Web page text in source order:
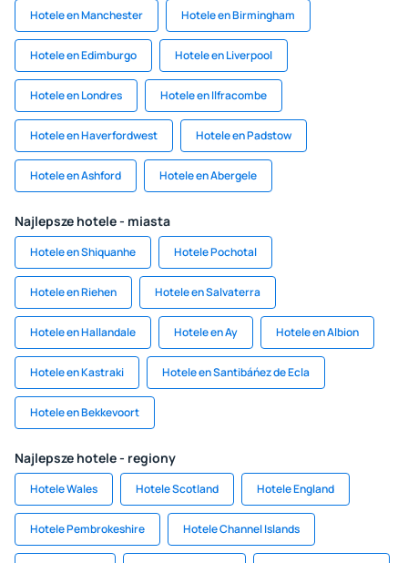
Hotele en Manchester Hotele en Birmingham
Hotele en Edimburgo Hotele en Liverpool
Hotele en Londres Hotele en Ilfracombe
Hotele en Haverfordwest Hotele en Padstow
Hotele en Ashford Hotele en Abergele
Najlepsze hotele - miasta
Hotele en Shiquanhe Hotele Pochotal
Hotele en Riehen Hotele en Salvaterra
Hotele en Hallandale Hotele en Ay Hotele en Albion
Hotele en Kastraki Hotele en Santibáńez de Ecla
Hotele en Bekkevoort
Najlepsze hotele - regiony
Hotele Wales Hotele Scotland Hotele England
Hotele Pembrokeshire Hotele Channel Islands